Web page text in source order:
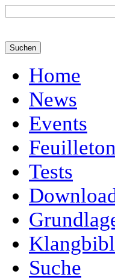
Home
News
Events
Feuilleton
Tests
Suche